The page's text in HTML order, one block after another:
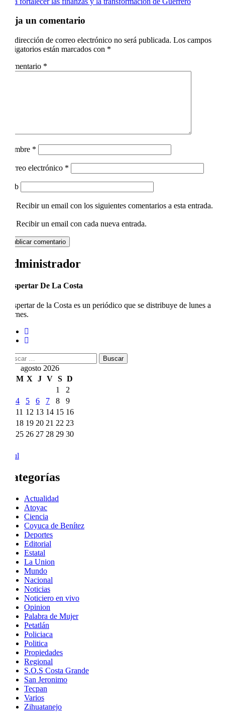
Deja un comentario
Tu dirección de correo electrónico no será publicada. Los campos
obligatorios están marcados con *
Comentario *
Nombre *
Correo electrónico *
Web
Recibir un email con los siguientes comentarios a esta entrada.
Recibir un email con cada nueva entrada.
Administrador
Despertar De La Costa
Despertar de la Costa es un periódico que se distribuye de lunes a
viernes.
Buscar:
agosto 2026
M X J V S D
1
2
4 5 6 7 8
9
11 12 13 14 15 16
18 19 20 21 22 23
25 26 27 28 29 30
« Jul
Categorías
Actualidad
Atoyac
Ciencia
Coyuca de Benítez
Deportes
Editorial
Estatal
La Union
Mundo
Nacional
Noticias
Noticiero en vivo
Opinion
Palabra de Mujer
Petatlán
Policiaca
Politica
Propiedades
Regional
S.O.S Costa Grande
San Jeronimo
Tecpan
Varios
Zihuatanejo